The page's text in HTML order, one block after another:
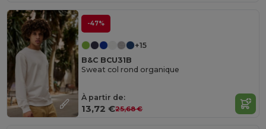
-47%
+15
B&C BCU31B
Sweat col rond organique
À partir de:
13,72 €25,68 €